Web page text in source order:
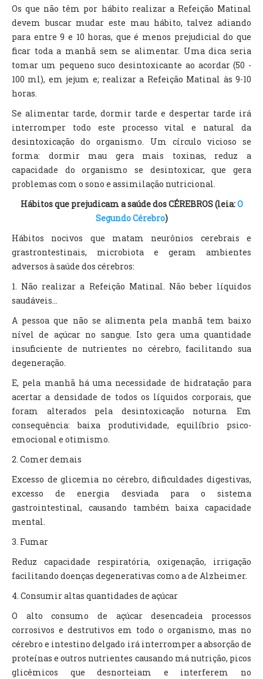
Os que não têm por hábito realizar a Refeição Matinal
devem buscar mudar este mau hábito, talvez adiando
para entre 9 e 10 horas, que é menos prejudicial do que
ficar toda a manhã sem se alimentar. Uma dica seria
tomar um pequeno suco desintoxicante ao acordar (50 -
100 ml), em jejum e; realizar a Refeição Matinal às 9-10
horas.
Se alimentar tarde, dormir tarde e despertar tarde irá
interromper todo este processo vital e natural da
desintoxicação do organismo. Um círculo vicioso se
forma: dormir mau gera mais toxinas, reduz a
capacidade do organismo se desintoxicar, que gera
problemas com o sono e assimilação nutricional.
Hábitos que prejudicam a saúde dos CÉREBROS (leia:O
Segundo Cérebro)
Hábitos nocivos que matam neurônios cerebrais e
grastrontestinais, microbiota e geram ambientes
adversos à saúde dos cérebros:
1. Não realizar a Refeição Matinal. Não beber líquidos
saudáveis...
A pessoa que não se alimenta pela manhã tem baixo
nível de açúcar no sangue. Isto gera uma quantidade
insuficiente de nutrientes no cérebro, facilitando sua
degeneração.
E, pela manhã há uma necessidade de hidratação para
acertar a densidade de todos os líquidos corporais, que
foram alterados pela desintoxicação noturna. Em
consequência: baixa produtividade, equilíbrio psico-
emocional e otimismo.
2. Comer demais
Excesso de glicemia no cérebro, dificuldades digestivas,
excesso de energia desviada para o sistema
gastrointestinal, causando também baixa capacidade
mental.
3. Fumar
Reduz capacidade respiratória, oxigenação, irrigação
facilitando doenças degenerativas como a de Alzheimer.
4. Consumir altas quantidades de açúcar
O alto consumo de açúcar desencadeia processos
corrosivos e destrutivos em todo o organismo, mas no
cérebro e intestino delgado irá interromper a absorção de
proteínas e outros nutrientes causando má nutrição, picos
glicêmicos que desnorteiam e interferem no